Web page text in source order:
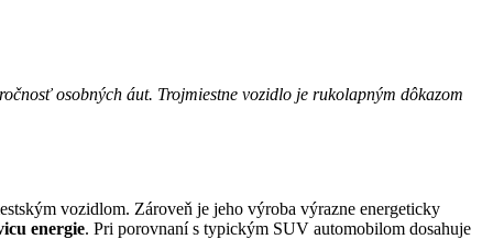
osobných áut. Trojmiestne vozidlo je rukolapným dôkazom
vozidlom. Zároveň je jeho výroba výrazne energeticky
energie. Pri porovnaní s typickým SUV automobilom dosahuje